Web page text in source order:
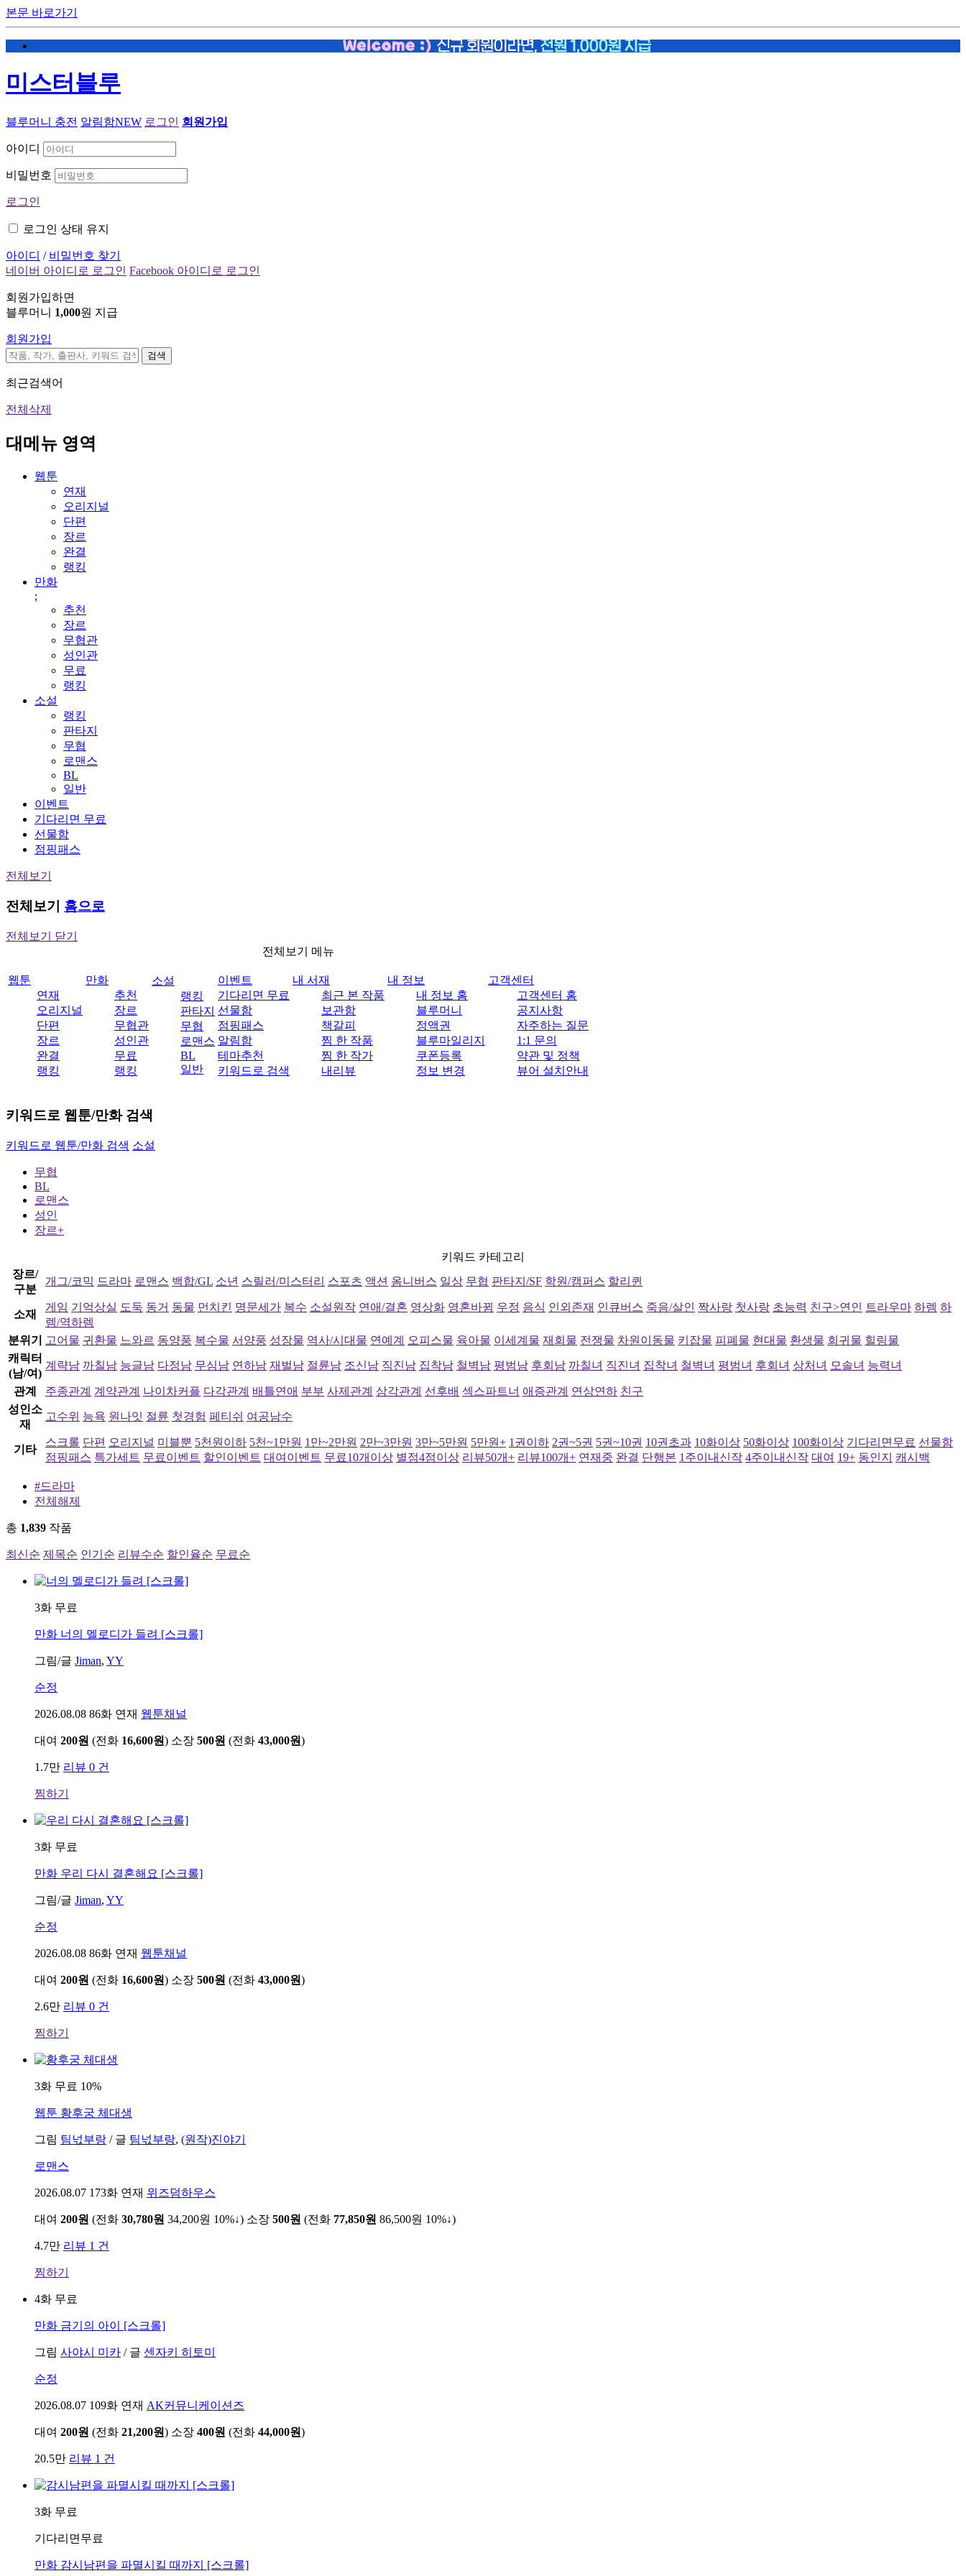
본문 바로가기
미스터블루
블루머니 충전 알림함NEW 로그인 회원가입
아이디
비밀번호
로그인
로그인 상태 유지
아이디 / 비밀번호 찾기
네이버 아이디로 로그인 Facebook 아이디로 로그인
회원가입하면
블루머니 1,000원 지급
회원가입
검색
최근검색어
전체삭제
대메뉴 영역
웹툰
연재
오리지널
단편
장르
완결
랭킹
만화
;
추천
장르
무협관
성인관
무료
랭킹
소설
랭킹
판타지
무협
로맨스
BL
일반
이벤트
기다리면 무료
선물함
점핑패스
전체보기
전체보기 홈으로
전체보기 닫기
전체보기 메뉴
웹툰
연재
오리지널
단편
장르
완결
랭킹
만화
추천
장르
무협관
성인관
무료
랭킹
소설
랭킹
판타지
무협
로맨스
BL
일반
이벤트
기다리면 무료
선물함
점핑패스
알림함
테마추천
키워드로 검색
내 서재
최근 본 작품
보관함
책갈피
찜 한 작품
찜 한 작가
내리뷰
내 정보
내 정보 홈
블루머니
정액권
블루마일리지
쿠폰등록
정보 변경
고객센터
고객센터 홈
공지사항
자주하는 질문
1:1 문의
약관 및 정책
뷰어 설치안내
키워드로 웹툰/만화 검색
키워드로 웹툰/만화 검색 소설
무협
BL
로맨스
성인
장르+
키워드 카테고리
장르/
구분
개그/코믹 드라마 로맨스 백합/GL 소년 스릴러/미스터리 스포츠 액션 옴니버스 일상 무협 판타지/SF 학원/캠퍼스 할리퀸
소재
게임 기억상실 도둑 동거 동물 먼치킨 명문세가 복수 소설원작 연애/결혼 영상화 영혼바뀜 우정 음식 인외존재 인큐버스 죽음/살인 짝사랑 첫사랑 초능력 친구>연인 트라우마 하렘 하
렘/역하렘
분위기
고어물 귀환물 느와르 동양풍 복수물 서양풍 성장물 역사/시대물 연예계 오피스물 육아물 이세계물 재회물 전쟁물 차원이동물 키잡물 피폐물 현대물 환생물 회귀물 힐링물
캐릭터
(남/여)
계략남 까칠남 능글남 다정남 무심남 연하남 재벌남 절륜남 조신남 직진남 집착남 철벽남 평범남 후회남 까칠녀 직진녀 집착녀 철벽녀 평범녀 후회녀 상처녀 모솔녀 능력녀
관계 주종관계 계약관계 나이차커플 다각관계 배틀연애 부부 사제관계 삼각관계 선후배 섹스파트너 애증관계 연상연하 친구
성인소
재
고수위 능욕 원나잇 절륜 첫경험 페티쉬 여공남수
기타
스크롤 단편 오리지널 미블뿐 5천원이하 5천~1만원 1만~2만원 2만~3만원 3만~5만원 5만원+ 1권이하 2권~5권 5권~10권 10권초과 10화이상 50화이상 100화이상 기다리면무료 선물함
점핑패스 특가세트 무료이벤트 할인이벤트 대여이벤트 무료10개이상 별점4점이상 리뷰50개+ 리뷰100개+ 연재중 완결 단행본 1주이내신작 4주이내신작 대여 19+ 동인지 캐시백
#드라마
전체해제
총 1,839 작품
최신순 제목순 인기순 리뷰수순 할인율순 무료순
3화 무료
만화 너의 멜로디가 들려 [스크롤]
그림/글 Jiman, YY
순정
2026.08.08 86화 연재 웹툰채널
대여 200원 (전화 16,600원) 소장 500원 (전화 43,000원)
1.7만 리뷰 0 건
찜하기
3화 무료
만화 우리 다시 결혼해요 [스크롤]
그림/글 Jiman, YY
순정
2026.08.08 86화 연재 웹툰채널
대여 200원 (전화 16,600원) 소장 500원 (전화 43,000원)
2.6만 리뷰 0 건
찜하기
3화 무료 10%
웹툰 황후궁 체대생
그림 팀넋부랑 / 글 팀넋부랑, (원작)진야기
로맨스
2026.08.07 173화 연재 위즈덤하우스
대여 200원 (전화 30,780원 34,200원 10%↓) 소장 500원 (전화 77,850원 86,500원 10%↓)
4.7만 리뷰 1 건
찜하기
4화 무료
만화 금기의 아이 [스크롤]
그림 사야시 미카 / 글 센자키 히토미
순정
2026.08.07 109화 연재 AK커뮤니케이션즈
대여 200원 (전화 21,200원) 소장 400원 (전화 44,000원)
20.5만 리뷰 1 건
3화 무료
기다리면무료
만화 감시남편을 파멸시킬 때까지 [스크롤]